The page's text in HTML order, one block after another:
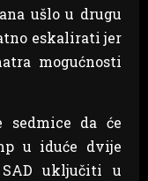
ušlo u drugu
eskalirati jer
mogućnosti
sedmice da će
u iduće dvije
uključiti u